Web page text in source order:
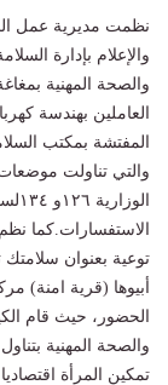
نظمت مديرية عمل
والإعلام بإدارة
العاملين بهندسة
المفتشة بمكتب
والتي تناولت
الاستفسارات.كما
أبيوها (قرية امنة)
الحضور، حيث قام
والصحة المهنية
تمكين المرأة